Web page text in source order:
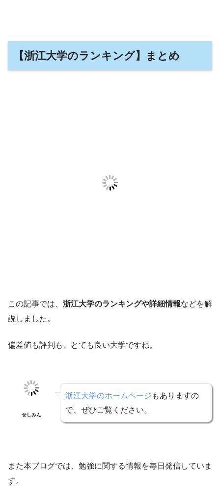
【浙江大学のランキング】まとめ
この記事では、 浙江大学のランキングや詳細情報などを解
説しました。
偏差値も評判も、とても良い大学ですね。
せしみん
浙江大学のホームページ もありますの
で、ぜひご覧ください。
また本ブログでは、勉強に関する情報を毎日発信していま
す。